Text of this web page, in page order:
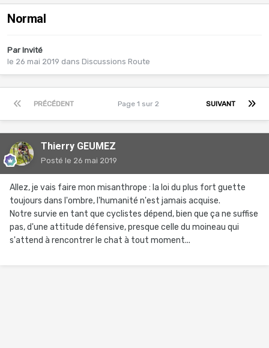
Normal
Par Invité
le 26 mai 2019 dans Discussions Route
PRÉCÉDENT SUIVANT
Page 1 sur 2
Thierry GEUMEZ
Posté le 26 mai 2019
Allez, je vais faire mon misanthrope : la loi du plus fort guette
toujours dans l'ombre, l'humanité n'est jamais acquise.
Notre survie en tant que cyclistes dépend, bien que ça ne suffise
pas, d'une attitude défensive, presque celle du moineau qui
s'attend à rencontrer le chat à tout moment...